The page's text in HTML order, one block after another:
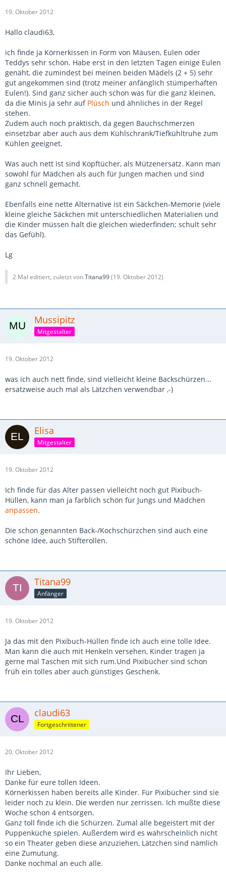
19. Oktober 2012
Hallo claudi63,
ich finde ja Körnerkissen in Form von Mäusen, Eulen oder
Teddys sehr schön. Habe erst in den letzten Tagen einige Eulen
genäht, die zumindest bei meinen beiden Mädels (2 + 5) sehr
gut angekommen sind (trotz meiner anfänglich stümperhaften
Eulen!). Sind ganz sicher auch schon was für die ganz kleinen,
da die Minis ja sehr auf Plüsch und ähnliches in der Regel
stehen.
Zudem auch noch praktisch, da gegen Bauchschmerzen
einsetzbar aber auch aus dem Kühlschrank/Tiefkühltruhe zum
Kühlen geeignet.
Was auch nett ist sind Kopftücher, als Mützenersatz. Kann man
sowohl für Mädchen als auch für Jungen machen und sind
ganz schnell gemacht.
Ebenfalls eine nette Alternative ist ein Säckchen-Memorie (viele
kleine gleiche Säckchen mit unterschiedlichen Materialien und
die Kinder müssen halt die gleichen wiederfinden; schult sehr
das Gefühl).
Lg
2 Mal editiert, zuletzt vonTitana99(19. Oktober 2012)
Mussipitz
Mitgestalter
19. Oktober 2012
was ich auch nett finde, sind vielleicht kleine Backschürzen...
ersatzweise auch mal als Lätzchen verwendbar ,-)
Elisa
Mitgestalter
19. Oktober 2012
Ich finde für das Alter passen vielleicht noch gut Pixibuch-
Hüllen, kann man ja farblich schön für Jungs und Mädchen
anpassen.
Die schon genannten Back-/Kochschürzchen sind auch eine
schöne Idee, auch Stifterollen.
Titana99
Anfänger
19. Oktober 2012
Ja das mit den Pixibuch-Hüllen finde ich auch eine tolle Idee.
Man kann die auch mit Henkeln versehen, Kinder tragen ja
gerne mal Taschen mit sich rum.Und Pixibücher sind schon
früh ein tolles aber auch günstiges Geschenk.
claudi63
Fortgeschrittener
20. Oktober 2012
Ihr Lieben,
Danke für eure tollen Ideen.
Körnerkissen haben bereits alle Kinder. Für Pixibücher sind sie
leider noch zu klein. Die werden nur zerrissen. Ich mußte diese
Woche schon 4 entsorgen.
Ganz toll finde ich die Schürzen. Zumal alle begeistert mit der
Puppenküche spielen. Außerdem wird es wahrscheinlich nicht
so ein Theater geben diese anzuziehen, Lätzchen sind nämlich
eine Zumutung.
Danke nochmal an euch alle.